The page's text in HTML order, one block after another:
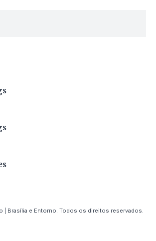
| Brasília e Entorno. Todos os direitos reservados.